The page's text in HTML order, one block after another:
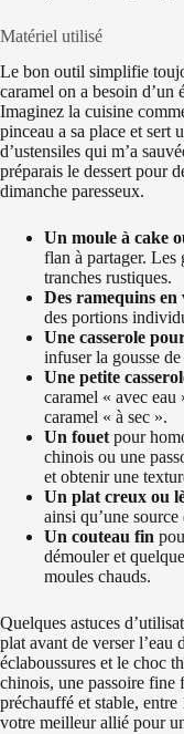
Matériel utilisé
Le bon outil simplifie
caramel on a besoin d’un
Imaginez la cuisine
pinceau a sa place et sert
d’ustensiles qui m’a
préparais le dessert pour
dimanche paresseux.
Un moule à cake
flan à partager. Les
tranches rustiques.
Des ramequins en
des portions
Une casserole
infuser la gousse
Une petite
caramel « avec
caramel « à sec ».
Un fouetpour
chinois ou une
et obtenir une
Un plat creux ou
ainsi qu’une
Un couteau fin
démouler et
moules chauds.
Quelques astuces
plat avant de verser l’eau
éclaboussures et le choc
chinois, une passoire
préchauffé et stable,
votre meilleur allié pour